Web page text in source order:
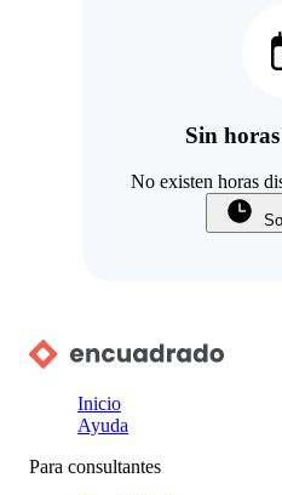
Sin
No existen horas
Inicio
Ayuda
Para consultantes